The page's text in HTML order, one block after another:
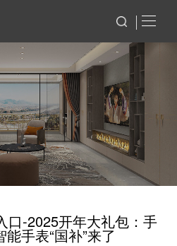
口-2025开年大礼包：手
手表“国补”来了